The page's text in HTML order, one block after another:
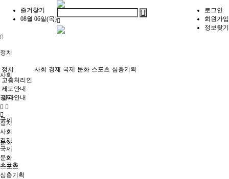
즐겨찾기
08월 06일(목)
로그인
회원가입
정보찾기
정치
사회
경제
국제
문화
스포츠
정치 사회 경제 국제 문화 스포츠 심층기획
고충처리인
제도안내
결과안내
정치
사회
경제
국제
문화
스포츠
심층기획